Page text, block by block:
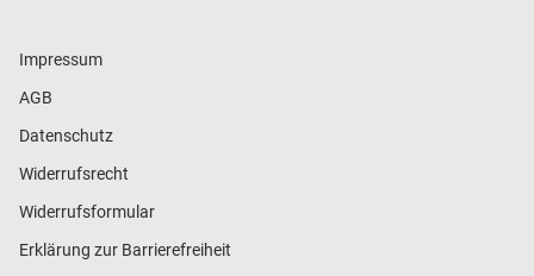
Impressum
AGB
Datenschutz
Widerrufsrecht
Widerrufsformular
Erklärung zur Barrierefreiheit